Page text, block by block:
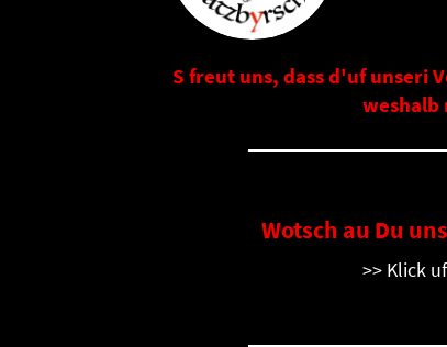
S freut uns, dass d'uf unseri
weshalb
Wotsch au Du
>> Klick